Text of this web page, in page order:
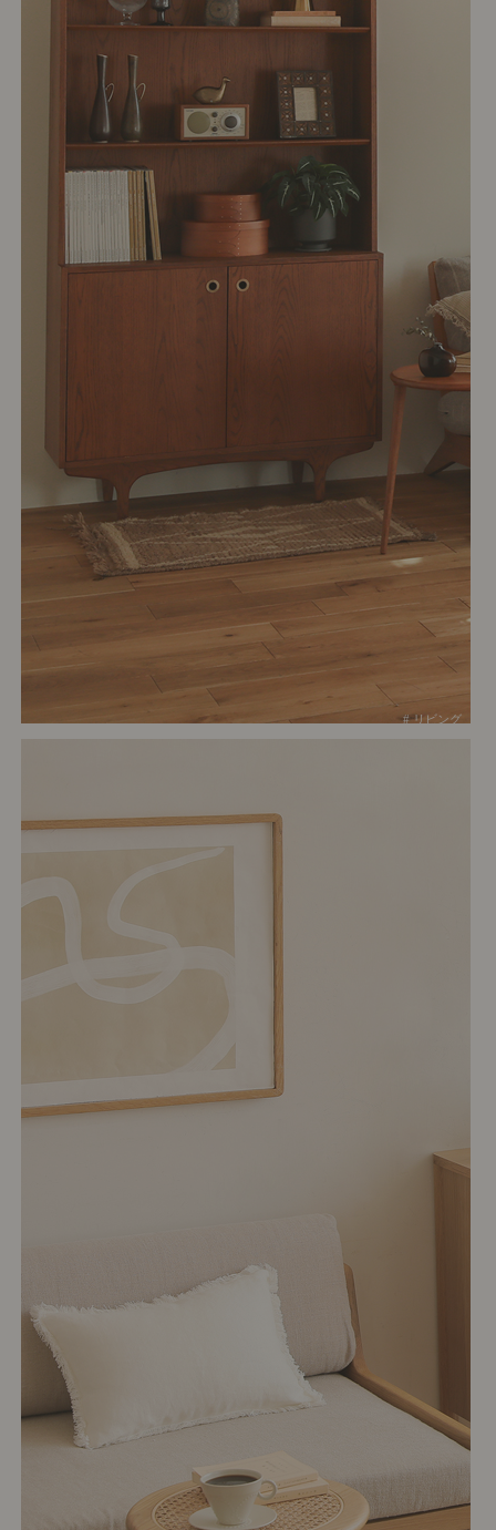
# リビング